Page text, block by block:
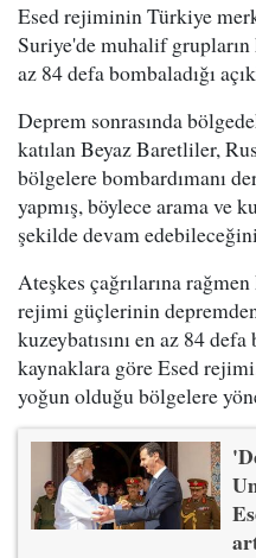
Esed rejiminin Türkiye
Suriye'de muhalif
az 84 defa bombaladığı
Deprem sonrasında
katılan Beyaz Baretliler,
bölgelere bombardımanı
yapmış, böylece arama ve
şekilde devam
Ateşkes çağrılarına
rejimi güçlerinin
kuzeybatısını en az 84
kaynaklara göre Esed
yoğun olduğu bölgelere